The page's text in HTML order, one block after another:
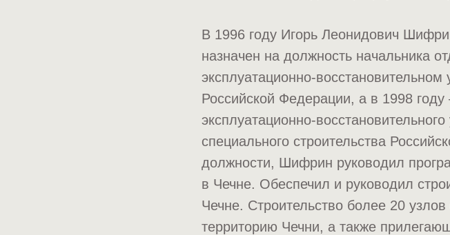
В 1996 году Игорь Леонидович
назначен на должность начальника
эксплуатационно-
Российской Федерации, а в 1998
эксплуатационно-
специального строительства
должности, Шифрин руководил
в Чечне. Обеспечил и руководил
Чечне. Строительство более 20
территорию Чечни, а также